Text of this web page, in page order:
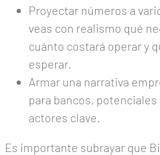
Proyectar números a
veas con realismo qué
cuánto costará operar y
esperar.
Armar una narrativa
para bancos,
actores clave.
Es importante subrayar que